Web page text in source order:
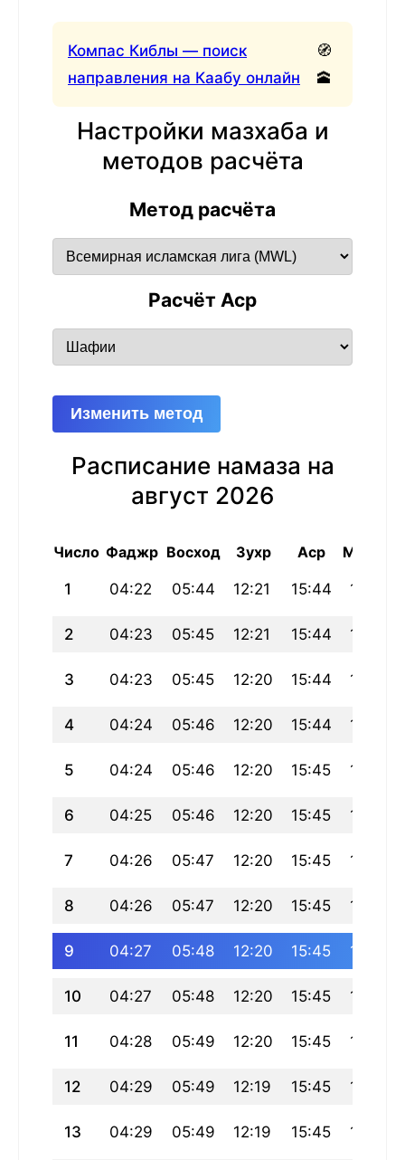
Компас Киблы — поиск
направления на Каабу онлайн
🧭
🕋
Настройки мазхаба и
методов расчёта
Метод расчёта
Расчёт Аср
Изменить метод
Расписание намаза на
август 2026
Число Фаджр Восход Зухр Аср Магриб
1 04:22 05:44 12:21 15:44 18:57
2 04:23 05:45 12:21 15:44 18:56
3 04:23 05:45 12:20 15:44 18:56
4 04:24 05:46 12:20 15:44 18:55
5 04:24 05:46 12:20 15:45 18:55
6 04:25 05:46 12:20 15:45 18:54
7 04:26 05:47 12:20 15:45 18:53
8 04:26 05:47 12:20 15:45 18:53
9 04:27 05:48 12:20 15:45 18:52
10 04:27 05:48 12:20 15:45 18:51
11 04:28 05:49 12:20 15:45 18:50
12 04:29 05:49 12:19 15:45 18:50
13 04:29 05:49 12:19 15:45 18:49